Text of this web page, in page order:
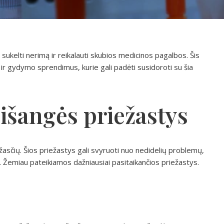
nerimą ir reikalauti skubios medicinos pagalbos. Šis
gydymo sprendimus, kurie gali padėti susidoroti su šia
priežastys
Šios priežastys gali svyruoti nuo nedidelių problemų,
pateikiamos dažniausiai pasitaikančios priežastys.